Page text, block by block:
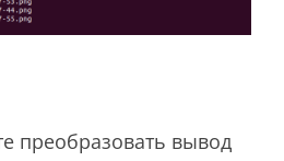
преобразовать вывод